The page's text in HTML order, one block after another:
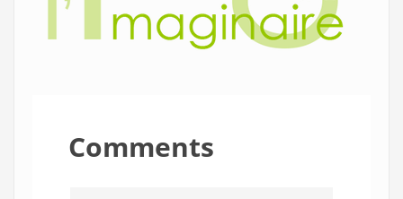
Comments